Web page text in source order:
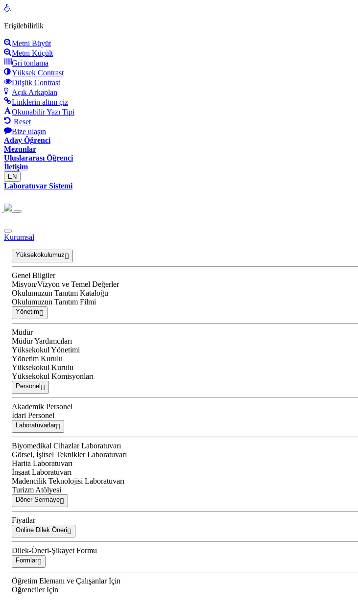
Open
Erişilebilirlik
Metni Büyüt
Metni Küçült
Gri tonlama
Yüksek Contrast
Düşük Contrast
Açık Arkaplan
Linklerin altını çiz
Okunabilir Yazı Tipi
Reset
Bize ulaşın
Aday Öğrenci
Mezunlar
Uluslararası Öğrenci
İletişim
EN
Laboratuvar Sistemi
Kurumsal
Yüksekokulumuz
Genel Bilgiler
Misyon/Vizyon ve Temel Değerler
Okulumuzun Tanıtım Kataloğu
Okulumuzun Tanıtım Filmi
Yönetim
Müdür
Müdür Yardımcıları
Yüksekokul Yönetimi
Yönetim Kurulu
Yüksekokul Kurulu
Yüksekokul Komisyonları
Personel
Akademik Personel
İdari Personel
Laboratuvarlar
Biyomedikal Cihazlar Laboratuvarı
Görsel, İşitsel Teknikler Laboratuvarı
Harita Laboratuvarı
İnşaat Laboratuvarı
Madencilik Teknolojisi Laboratuvarı
Turizm Atölyesi
Döner Sermaye
Fiyatlar
Online Dilek Öneri
Dilek-Öneri-Şikayet Formu
Formlar
Öğretim Elemanı ve Çalışanlar İçin
Öğrenciler İçin